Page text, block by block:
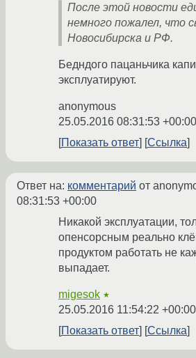
После этой новости
немного пожалел, что
Новосибирска и РФ.
Бедндого пацаньчика
эксплуатируют.
anonymous
25.05.2016 08:31:53 +00:00
Показать ответ
Ссылка
Ответ на: комментарий от
08:31:53 +00:00
Никакой эксплуатации,
опенсорсным реально
продуктом работать не
выпадает.
migesok ★
25.05.2016 11:54:22 +00:00
Показать ответ
Ссылка